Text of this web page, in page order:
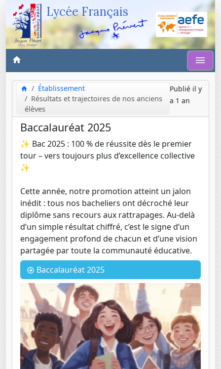
Lycée Français
Établissement
Résultats et trajectoires de nos anciens
élèves
Publié il y
a 1 an
Baccalauréat 2025
✨ Bac 2025 : 100 % de réussite dès le premier
tour – vers toujours plus d’excellence collective
✨
Cette année, notre promotion atteint un jalon
inédit : tous nos bacheliers ont décroché leur
diplôme sans recours aux rattrapages. Au-delà
d’un simple résultat chiffré, c’est le signe d’un
engagement profond de chacun et d’une vision
partagée par toute la communauté éducative.
Baccalauréat 2025